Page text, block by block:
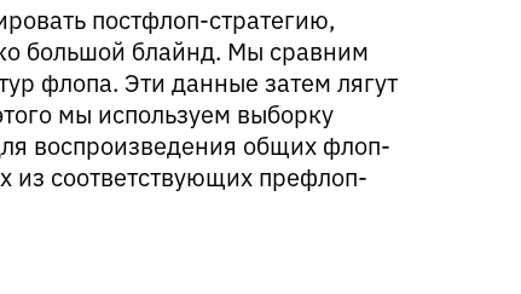
постфлоп-стратегию,
большой блайнд. Мы сравним
флопа. Эти данные затем лягут
мы используем выборку
воспроизведения общих флоп-
из соответствующих префлоп-